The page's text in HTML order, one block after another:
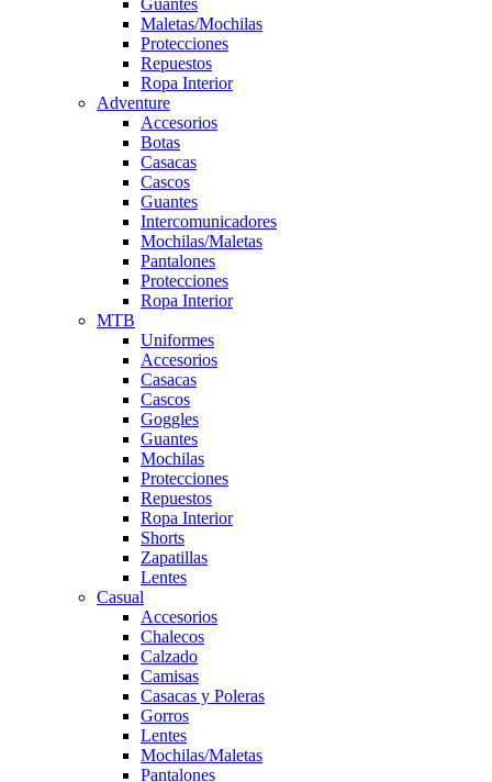
Guantes
Maletas/Mochilas
Protecciones
Repuestos
Ropa Interior
Adventure
Accesorios
Botas
Casacas
Cascos
Guantes
Intercomunicadores
Mochilas/Maletas
Pantalones
Protecciones
Ropa Interior
MTB
Uniformes
Accesorios
Casacas
Cascos
Goggles
Guantes
Mochilas
Protecciones
Repuestos
Ropa Interior
Shorts
Zapatillas
Lentes
Casual
Accesorios
Chalecos
Calzado
Camisas
Casacas y Poleras
Gorros
Lentes
Mochilas/Maletas
Pantalones